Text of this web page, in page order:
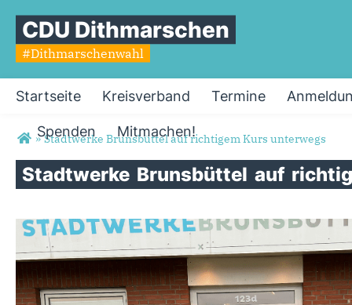
CDU Dithmarschen
#Dithmarschenwahl
Startseite Kreisverband Termine
Spenden Mitmachen!
Sie sind hier
» Stadtwerke Brunsbüttel auf richtigem Kurs unterwegs
Stadtwerke Brunsbüttel auf